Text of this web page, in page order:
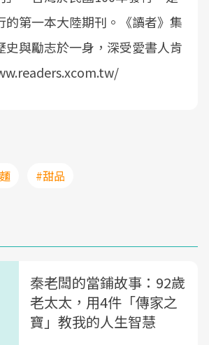
的第一本大陸期刊。《讀者》集
史與勵志於一身，深受愛書人肯
#甜品
秦老闆的當鋪故事：92歲
老太太，用4件「傳家之
寶」教我的人生智慧